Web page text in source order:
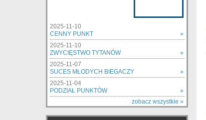
2025-11-10
CENNY PUNKT
»
2025-11-10
ZWYCIĘSTWO TYTANÓW
»
2025-11-07
SUCES MŁODYCH BIEGACZY
»
2025-11-04
PODZIAŁ PUNKTÓW
»
zobacz wszystkie »